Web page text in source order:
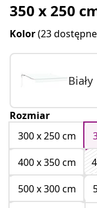
350 x 250
Kolor(23
Biały
Rozmiar
300 x 250 cm
400 x 350 cm
500 x 300 cm